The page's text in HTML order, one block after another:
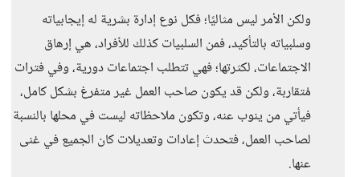
ولكن الأمر ليس مثاليًا؛ فكل نوع إدارة بشرية له إيجابياته
وسلبياته بالتأكيد، فمن السلبيات كذلك للأفراد، هي إرهاق
الاجتماعات، لكثرتها؛ فهي تتطلب اجتماعات دورية، وفي فترات
مُتقاربة، ولكن قد يكون صاحب العمل غير متفرغ بشكل كامل،
فيأتي من ينوب عنه، وتكون ملاحظاته ليست في محلها بالنسبة
لصاحب العمل، فتحدث إعادات وتعديلات كان الجميع في غنى
عنها.